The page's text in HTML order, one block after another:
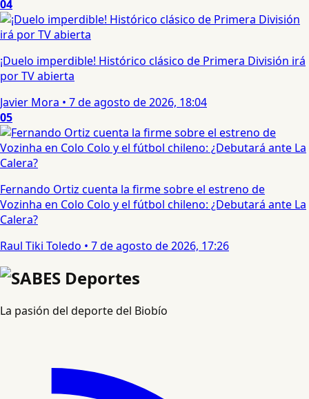
04
¡Duelo imperdible! Histórico clásico de Primera División irá
por TV abierta
Javier Mora • 7 de agosto de 2026, 18:04
05
Fernando Ortiz cuenta la firme sobre el estreno de
Vozinha en Colo Colo y el fútbol chileno: ¿Debutará ante La
Calera?
Raul Tiki Toledo • 7 de agosto de 2026, 17:26
La pasión del deporte del Biobío